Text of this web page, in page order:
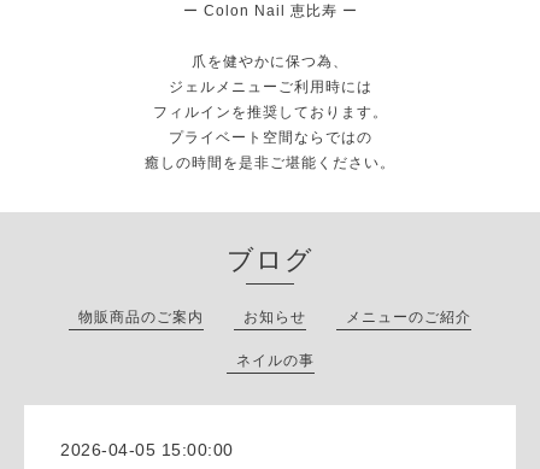
ー Colon Nail 恵比寿 ー
爪を健やかに保つ為、
ジェルメニューご利用時には
フィルインを推奨しております。
プライベート空間ならではの
癒しの時間を是非ご堪能ください。
ブログ
物販商品のご案内 お知らせ メニューのご紹介
ネイルの事
2026-04-05 15:00:00